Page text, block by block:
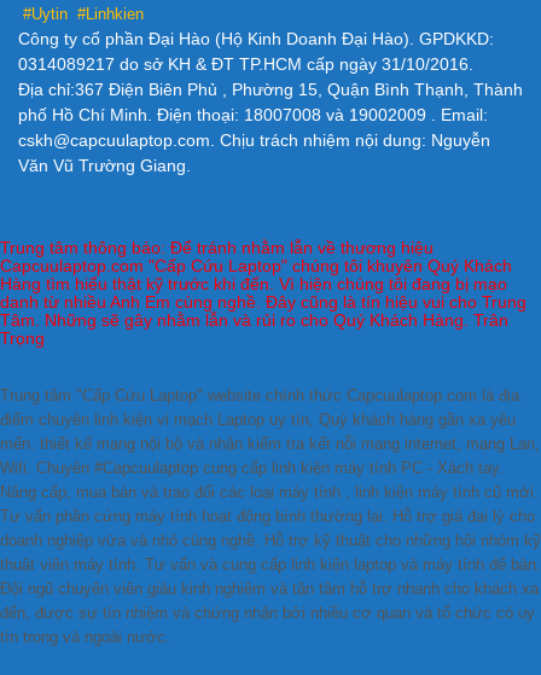
#Uytin #Linhkien
Công ty cổ phần Đại Hào (Hộ Kinh Doanh Đại Hào). GPDKKD:
0314089217 do sở KH & ĐT TP.HCM cấp ngày 31/10/2016.
Địa chỉ:367 Điện Biên Phủ , Phường 15, Quận Bình Thạnh, Thành
phố Hồ Chí Minh. Điện thoại: 18007008 và 19002009 . Email:
cskh@capcuulaptop.com. Chịu trách nhiệm nội dung: Nguyễn
Văn Vũ Trường Giang.
Trung tâm thông báo: Để tránh nhằm lẫn về thương hiệu
Capcuulaptop.com "Cấp Cứu Laptop" chúng tôi khuyên Quý Khách
Hàng tìm hiểu thật kỹ trước khi đến. Vì hiện chúng tôi đang bị mạo
danh từ nhiều Anh Em cùng nghề. Đây cũng là tín hiệu vui cho Trung
Tâm. Những sẽ gây nhằm lẫn và rủi ro cho Quý Khách Hàng. Trân
Trọng
Trung tâm "Cấp Cứu Laptop" website chính thức Capcuulaptop.com là địa
điểm chuyên linh kiện vi mạch Laptop uy tín, Quý khách hàng gần xa yêu
mến. thiết kế mạng nội bộ và nhận kiểm tra kết nỗi mạng internet, mạng Lan,
Wifi. Chuyên #Capcuulaptop cung cấp linh kiện máy tính PC - Xách tay.
Nâng cấp, mua bán và trao đổi các loại máy tính , linh kiện máy tính cũ mới.
Tư vấn phần cứng máy tính hoạt động bình thường lại. Hỗ trợ giá đại lý cho
doanh nghiệp vừa và nhỏ cùng nghề. Hỗ trợ kỹ thuật cho những hội nhóm kỹ
thuật viên máy tính. Tư vấn và cung cấp linh kiện laptop và máy tính để bàn.
Đội ngũ chuyên viên giàu kinh nghiệm và tận tâm hỗ trợ nhanh cho khách xa
đến, được sự tín nhiệm và chứng nhận bởi nhiều cơ quan và tổ chức có uy
tín trong và ngoài nước.